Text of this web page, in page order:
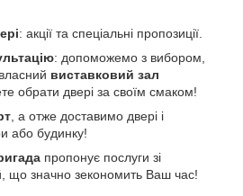
: акції та спеціальні пропозиції.
: допоможемо з вибором,
виставковий зал
обрати двері за своїм смаком!
, а отже доставимо двері і
або будинку!
пропонує послуги зі
що значно зекономить Ваш час!